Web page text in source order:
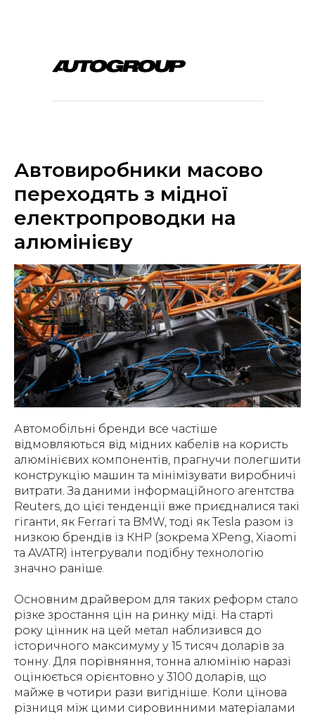
Автовиробники масово
переходять з мідної
електропроводки на
алюмінієву
Автомобільні бренди все частіше
відмовляються від мідних кабелів на користь
алюмінієвих компонентів, прагнучи полегшити
конструкцію машин та мінімізувати виробничі
витрати. За даними інформаційного агентства
Reuters, до цієї тенденції вже приєдналися такі
гіганти, як Ferrari та BMW, тоді як Tesla разом із
низкою брендів із КНР (зокрема XPeng, Xiaomi
та AVATR) інтегрували подібну технологію
значно раніше.
Основним драйвером для таких реформ стало
різке зростання цін на ринку міді. На старті
року цінник на цей метал наблизився до
історичного максимуму у 15 тисяч доларів за
тонну. Для порівняння, тонна алюмінію наразі
оцінюється орієнтовно у 3100 доларів, що
майже в чотири рази вигідніше. Коли цінова
різниця між цими сировинними матеріалами